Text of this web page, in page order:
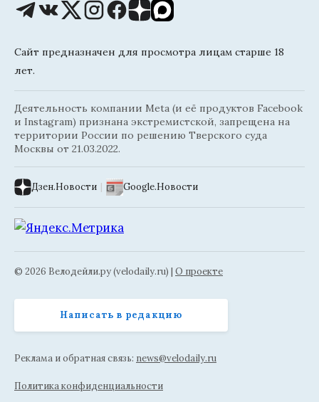
Сайт предназначен для просмотра лицам старше 18
лет.
Деятельность компании Meta (и её продуктов Facebook
и Instagram) признана экстремистской, запрещена на
территории России по решению Тверского суда
Москвы от 21.03.2022.
Дзен.Новости | Google.Новости
© 2026 Велодейли.ру (velodaily.ru) | О проекте
Написать в редакцию
Реклама и обратная связь: news@velodaily.ru
Политика конфиденциальности